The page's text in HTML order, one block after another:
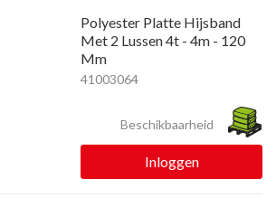
Polyester Platte Hijsband
Met 2 Lussen 4t - 4m - 120
Mm
41003064
Beschikbaarheid
Inloggen